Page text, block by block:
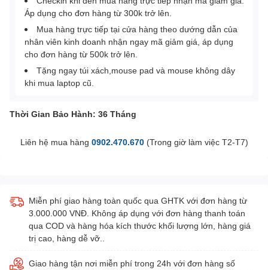
Áp dụng cho đơn hàng từ 300k trở lên.
Mua hàng trực tiếp tại cửa hàng theo dướng dẫn của
nhân viên kinh doanh nhận ngay mã giảm giá, áp dụng
cho đơn hàng từ 500k trở lên.
Tặng ngay túi xách,mouse pad và mouse không dây
khi mua laptop cũ.
Thời Gian Bảo Hành: 36 Tháng
Liên hệ mua hàng 0902.470.670(Trong giờ làm việc T2-T7)
Miễn phí giao hàng toàn quốc qua GHTK với đơn hàng từ
3.000.000 VNĐ. Không áp dụng với đơn hàng thanh toán
qua COD và hàng hóa kích thước khối lượng lớn, hàng giá
trị cao, hàng dễ vỡ..
Giao hàng tận nơi miễn phí trong 24h với đơn hàng số